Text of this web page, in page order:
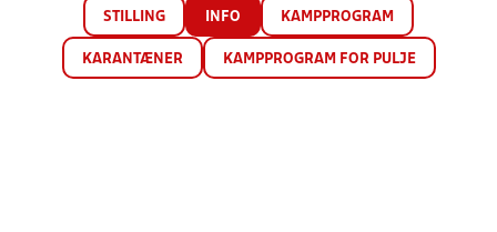
STILLING INFO KAMPPROGRAM
KARANTÆNER KAMPPROGRAM FOR PULJE